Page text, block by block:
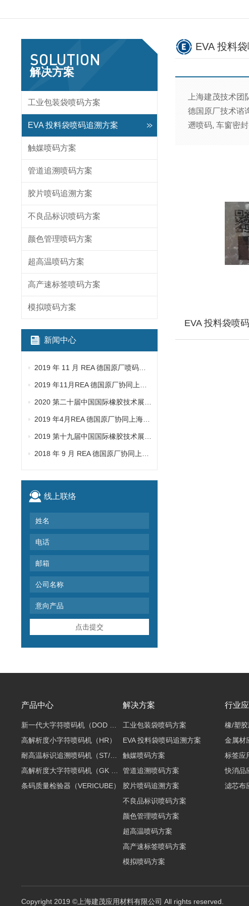
SOLUTION
解决方案
工业包装袋喷码方案
EVA 投料袋喷码追溯方案
触媒喷码方案
管道追溯喷码方案
胶片喷码追溯方案
不良品标识喷码方案
颜色管理喷码方案
超高温喷码方案
高产速标签喷码方案
模拟喷码方案
新闻中心
线上联络
点击提交
EVA 投料
上海建茂技术
德国原厂技术谘
遡喷码, 车窗密
EVA 投料袋喷
产品中心
高解析度小字符喷码机（HR）
条码质量检验器（VERICUBE）
解决方案
工业包装袋喷码方案
EVA 投料袋喷码追溯方案
触媒喷码方案
管道追溯喷码方案
胶片喷码追溯方案
不良品标识喷码方案
颜色管理喷码方案
超高温喷码方案
高产速标签喷码方案
模拟喷码方案
行业
橡/塑胶
金属材
标签应
快消品
滤芯布
Copyright 2019 ©上海建茂应用材料有限公司 All rights reserved.